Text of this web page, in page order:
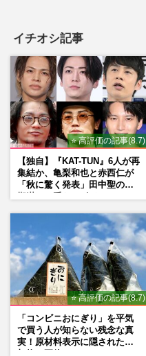
イチオシ記事
⭐ 高評価の記事(8.7)
【独自】『KAT-TUN』6人が再
集結か、亀梨和也と赤西仁が
「秋に驚く発表」田中聖の刑
⭐ 高評価の記事(8.7)
「コンビニおにぎり」を平気
で買う人が知らない残念な真
実！原材料表示に隠された添